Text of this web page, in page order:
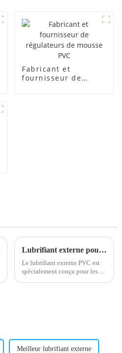
Fabricant et
fournisseur de
Lubrifiant externe pour PVC : amélioration des performances et de la durabilité
Le lubrifiant externe PVC est
spécialement conçu pour les
Meilleur lubrifiant externe